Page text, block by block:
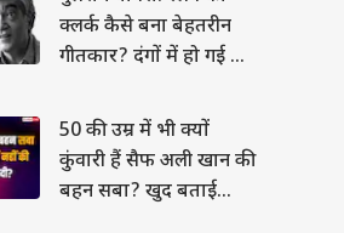
क्लर्क कैसे बना बेहतरीन
गीतकार? दंगों में हो गई थी
50 की उम्र में भी क्यों
कुंवारी हैं सैफ अली खान की
बहन सबा? खुद बताई